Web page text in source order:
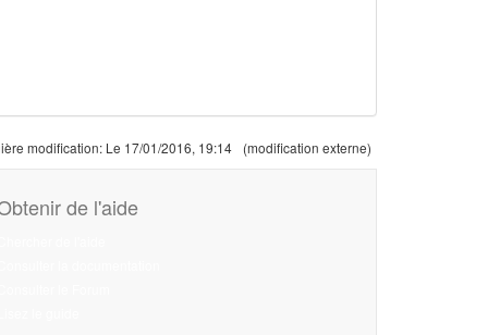
modification: Le 17/01/2016, 19:14 (modification externe)
de l'aide